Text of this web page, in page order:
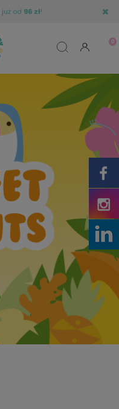
już od 96 zł!